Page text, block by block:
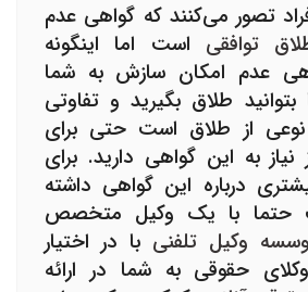
تصور می‌کنند که گواهی عدم
توافقی است اما اینگونه
عدم امکان سازش به شما
طلاق بگیرید و تفاوتی
از طلاق است حتی برای
نیاز به این گواهی دارید. برای
درباره این گواهی داشته
حتما با یک وکیل متخصص
وکیل تلفنی با در اختیار
حقوقی به شما در ارائه